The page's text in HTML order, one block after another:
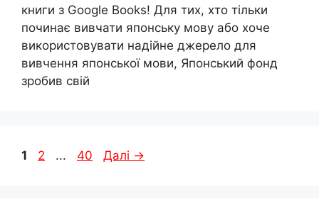
книги з Google Books! Для тих, хто тільки
починає вивчати японську мову або хоче
використовувати надійне джерело для
вивчення японської мови, Японський фонд
зробив свій
Сторінка
1 Сторінка
2 ... Сторінка
40 Далі →